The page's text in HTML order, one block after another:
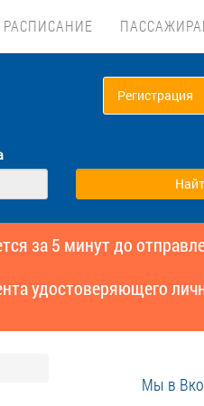
РАСПИСАНИЕ
Регистрация
за 5 минут до
удостоверяющего
Мы в